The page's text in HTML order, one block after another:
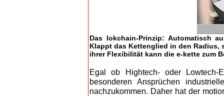
Das lokchain-Prinzip: Automatisch
Klappt das Kettenglied in den
ihrer Flexibilität kann die e-kette zum
Egal ob Hightech- oder Lowtech-
besonderen Ansprüchen
nachzukommen. Daher hat der